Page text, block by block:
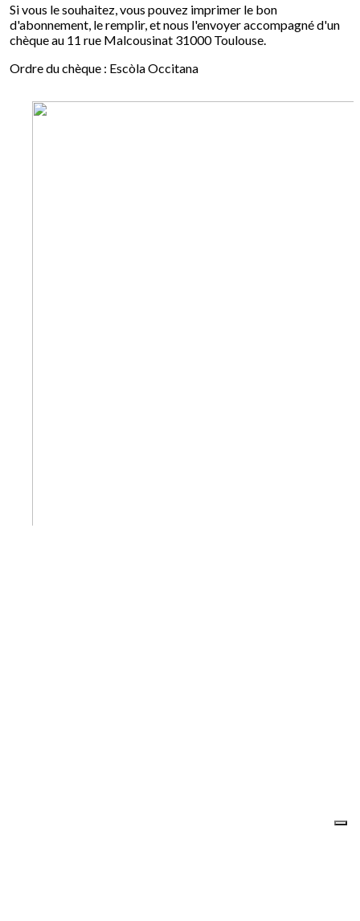
Si vous le souhaitez, vous pouvez imprimer le bon
d'abonnement, le remplir, et nous l'envoyer accompagné d'un
chèque au 11 rue Malcousinat 31000 Toulouse.
Ordre du chèque : Escòla Occitana